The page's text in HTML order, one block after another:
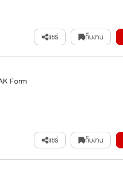
แชร์ เก็บงาน
Form
แชร์ เก็บงาน